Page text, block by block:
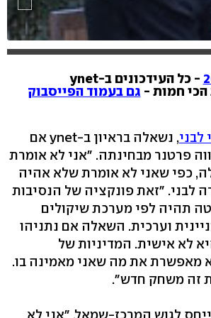
- כל העידכונים ב-ynet
חמות - גם בעמוד הפייסבוק
לבני
, נשאלה בראיון ב-ynet אם
פרטנר מבחינתה. "אני לא אומרת
כפי שאני לא אומרת שלא אהיה
לבני. "זאת פונקציה של הנסיבות
תהיה לפי מערכת שיקולים
וערכית. השאלה אם נתניהו
לא אישית. המדיניות של
מאפשרת את מה שאני מאמינה בו.
זה משחק חדש".
לגוש המרכז-שמאל. "אני לא